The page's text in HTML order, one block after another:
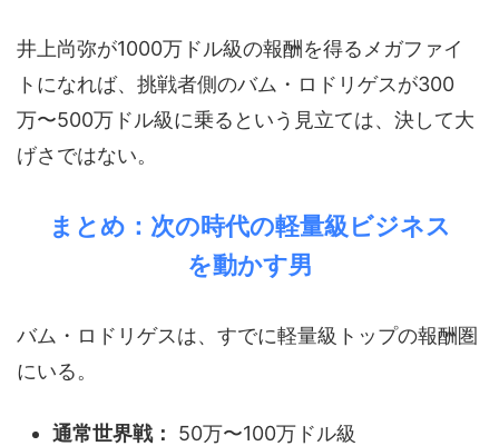
井上尚弥が1000万ドル級の報酬を得るメガファイ
トになれば、挑戦者側のバム・ロドリゲスが300
万〜500万ドル級に乗るという見立ては、決して大
げさではない。
まとめ：次の時代の軽量級ビジネス
を動かす男
バム・ロドリゲスは、すでに軽量級トップの報酬圏
にいる。
通常世界戦：
50万〜100万ドル級